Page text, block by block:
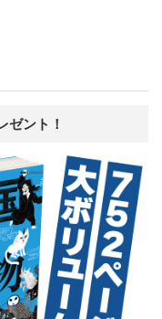
ゼント！